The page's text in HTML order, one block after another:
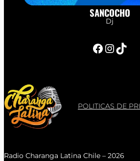
SANCOCHO
Dj
Facebook InstagramTikTok
POLITICAS DE
Radio Charanga Latina Chile – 2026